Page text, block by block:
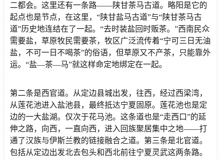
二都会。这里还有一条路——陕甘茶马古道。略阳是它的
起点也是节点，在这里，“陕甘盐马古道”与“陕甘茶马古
道”历史地连结在了一起。“去时装盐回时贩茶。”西南民众
需要盐，草原牧民需要茶，牧区广泛流传着“宁可三日无油
盐，不可一日不喝茶”的俗语，但草原又不产茶，只能靠外
运。“盐—茶—马”就这样命定地绑定在一起。
第二条是西官道。从定边县城出发，往西，经过西梁湾，
从莲花池进入盐池县，最终抵达宁夏固原。莲花池也是定
边的一大盐湖。仅次于花马池。这条道也是“走西口”的延
伸之路，向西，一直向西，进入回族聚居集中之地——打
通了汉族与伊斯兰教的链接融合之道。第三条是北官道。
包括从定边出发北去包头和西北前往宁夏灵武这两条路。